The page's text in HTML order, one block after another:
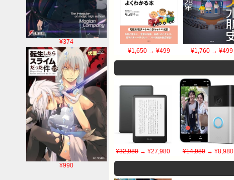
¥374
¥990
¥1,650→ ¥499 ¥1,760 → ¥499
¥32,980 → ¥27,980 ¥14,980→ ¥8,980